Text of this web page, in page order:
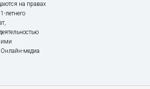
на правах
летнего
Онлайн-медиа